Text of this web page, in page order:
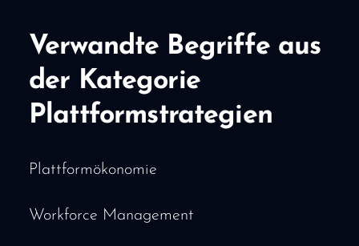
Verwandte Begriffe aus
der Kategorie
Plattformstrategien
Plattformökonomie
Workforce Management